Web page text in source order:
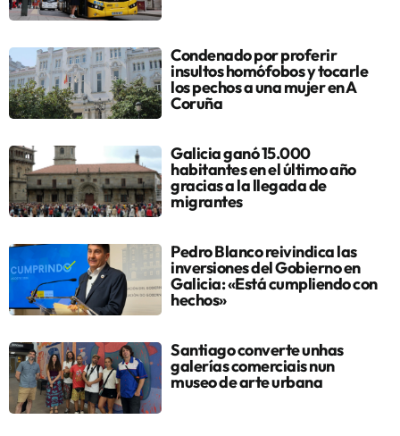
Condenado por proferir
insultos homófobos y tocarle
los pechos a una mujer en A
Coruña
Galicia ganó 15.000
habitantes en el último año
gracias a la llegada de
migrantes
Pedro Blanco reivindica las
inversiones del Gobierno en
Galicia: «Está cumpliendo con
hechos»
Santiago converte unhas
galerías comerciais nun
museo de arte urbana